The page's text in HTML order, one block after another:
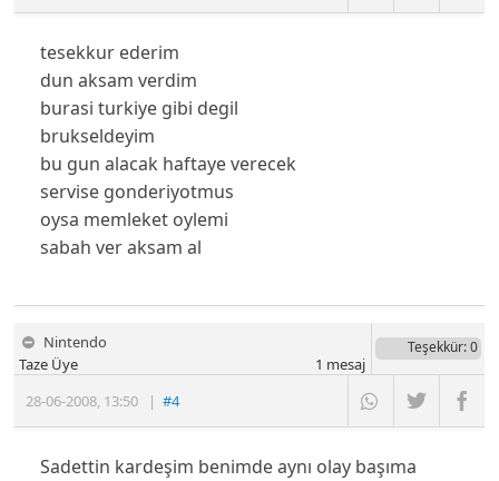
tesekkur ederim
dun aksam verdim
burasi turkiye gibi degil
brukseldeyim
bu gun alacak haftaye verecek
servise gonderiyotmus
oysa memleket oylemi
sabah ver aksam al
Nintendo
28-06-2008, 13:50 |#4
Taze Üye
Teşekkür: 0
1 mesaj
Sadettin kardeşim benimde aynı olay başıma